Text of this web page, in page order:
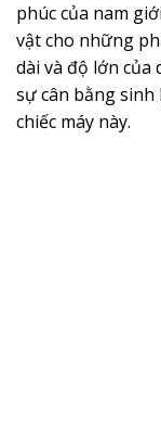
phúc của nam
vật cho những
dài và độ lớn của
sự cân bằng
chiếc máy này.